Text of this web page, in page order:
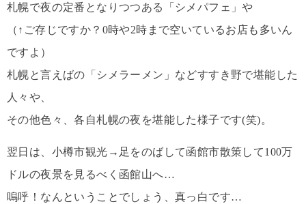
札幌で夜の定番となりつつある「シメパフェ」や
（↑ご存じですか？0時や2時まで空いているお店も多いん
ですよ）
札幌と言えばの「シメラーメン」などすすき野で堪能した
人々や、
その他色々、各自札幌の夜を堪能した様子です(笑)。
翌日は、小樽市観光→足をのばして函館市散策して100万
ドルの夜景を見るべく函館山へ…
嗚呼！なんということでしょう、真っ白です…